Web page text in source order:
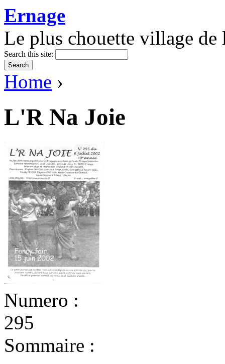
Ernage
Le plus chouette village de
Search this site:
Home ›
L'R Na Joie
Numero :
295
Sommaire :